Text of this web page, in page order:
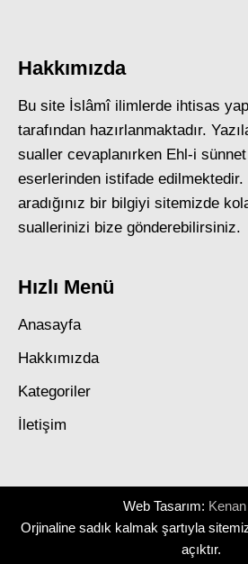
Hakkımızda
Bu site İslâmî ilimlerde ihtisas
tarafından hazırlanmaktadır.
sualler cevaplanırken Ehl-i
eserlerinden istifade
aradığınız bir bilgiyi sitemizde
suallerinizi bize gönderebilirsiniz.
Hızlı Menü
Anasayfa
Hakkımızda
Kategoriler
İletişim
Web Tasarım:
Orjinaline sadık kalmak şartıyla
açıktır.